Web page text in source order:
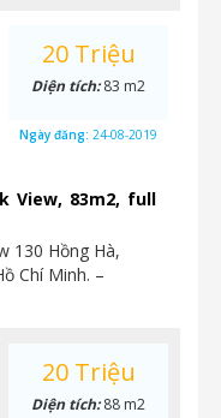
View, 83m2, full
130 Hồng Hà,
Chí Minh. –
20 Triệu
Diện tích:83 m2
Ngày đăng: 24-08-2019
20 Triệu
Diện tích:88 m2